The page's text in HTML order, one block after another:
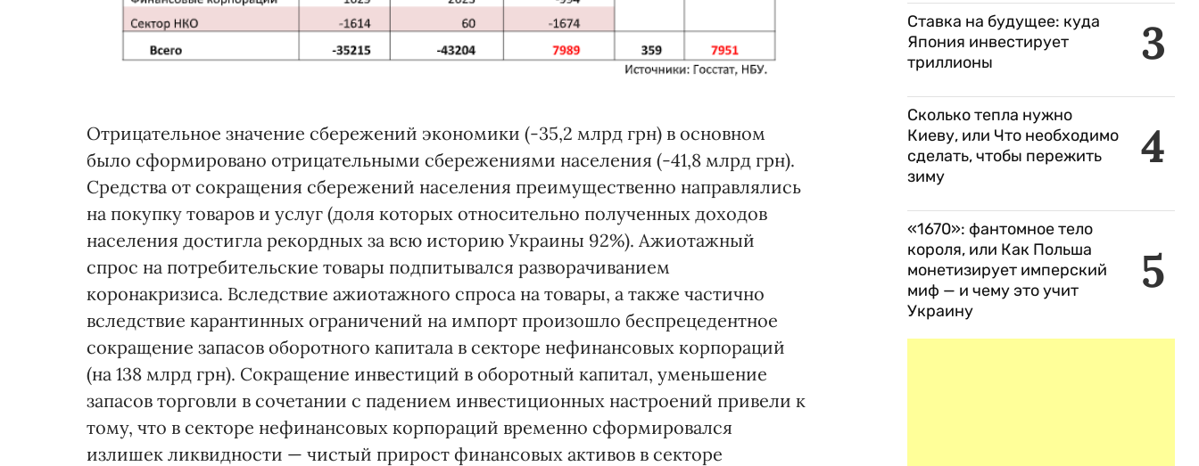
Отрицательное значение сбережений экономики (-35,2 млрд грн) в основном
было сформировано отрицательными сбережениями населения (-41,8 млрд грн).
Средства от сокращения сбережений населения преимущественно направлялись
на покупку товаров и услуг (доля которых относительно полученных доходов
населения достигла рекордных за всю историю Украины 92%). Ажиотажный
спрос на потребительские товары подпитывался разворачиванием
коронакризиса. Вследствие ажиотажного спроса на товары, а также частично
вследствие карантинных ограничений на импорт произошло беспрецедентное
сокращение запасов оборотного капитала в секторе нефинансовых корпораций
(на 138 млрд грн). Сокращение инвестиций в оборотный капитал, уменьшение
запасов торговли в сочетании с падением инвестиционных настроений привели к
тому, что в секторе нефинансовых корпораций временно сформировался
излишек ликвидности — чистый прирост финансовых активов в секторе
3
Ставка на будущее: куда
Япония инвестирует
триллионы
4
Сколько тепла нужно
Киеву, или Что необходимо
сделать, чтобы пережить
зиму
5
«1670»: фантомное тело
короля, или Как Польша
монетизирует имперский
миф — и чему это учит
Украину